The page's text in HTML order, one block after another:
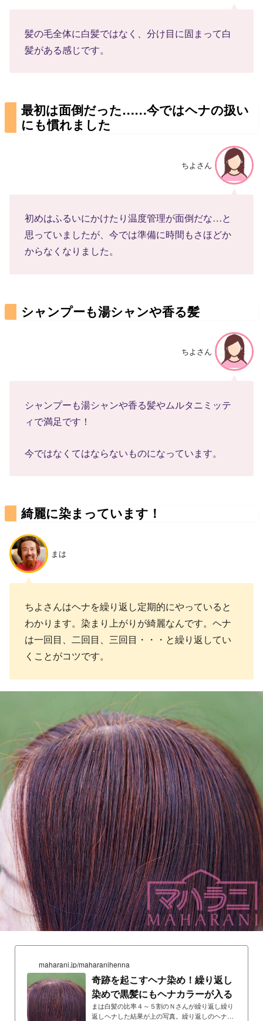
髪の毛全体に白髪ではなく、分け目に固まって白
髪がある感じです。
最初は面倒だった……今ではヘナの扱い
にも慣れました
ちよさん
初めはふるいにかけたり温度管理が面倒だな…と
思っていましたが、今では準備に時間もさほどか
からなくなりました。
シャンプーも湯シャンや香る髪
ちよさん
シャンプーも湯シャンや香る髪やムルタニミッテ
ィで満足です！
今ではなくてはならないものになっています。
綺麗に染まっています！
まは
ちよさんはヘナを繰り返し定期的にやっていると
わかります。染まり上がりが綺麗なんです。ヘナ
は一回目、二回目、三回目・・・と繰り返してい
くことがコツです。
maharani.jp/maharanihenna
奇跡を起こすヘナ染め！繰り返し
染めで黒髪にもヘナカラーが入る
まは白髪の比率４～５割のＮさんが繰り返し繰り
返しヘナした結果が上の写真。繰り返しのヘナ染